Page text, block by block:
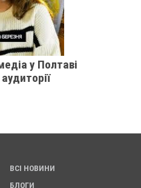
у Полтаві
ВСІ НОВИНИ
БЛОГИ